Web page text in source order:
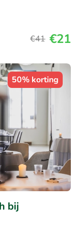
€41 €21
50% korting
bij